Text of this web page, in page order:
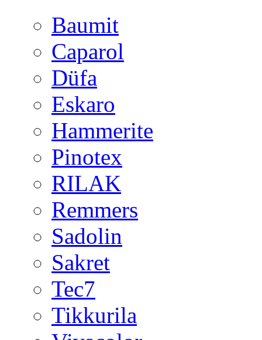
Baumit
Caparol
Düfa
Eskaro
Hammerite
Pinotex
RILAK
Remmers
Sadolin
Sakret
Tec7
Tikkurila